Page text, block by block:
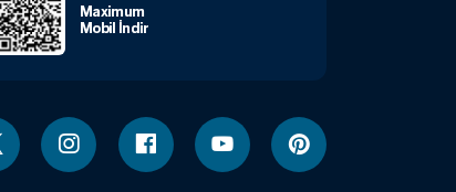
Maximum
Mobil İndir